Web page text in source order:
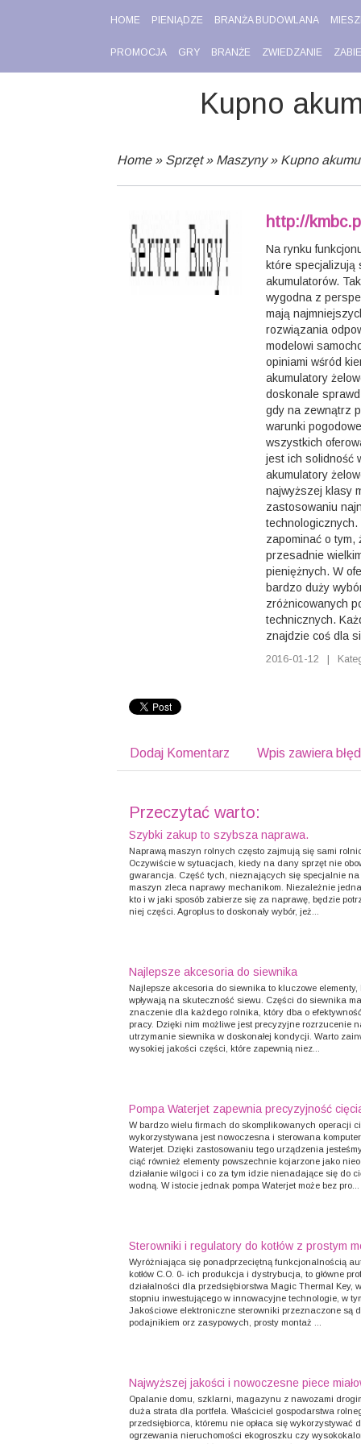
HOME PIENIĄDZE BRANŻA BUDOWLANA
PROMOCJA GRY BRANŻE ZWIEDZANIE
Kupno
Home» Sprzęt» Maszyny» Kupno
http://
Na rynku
które specjalizują
akumulatorów.
wygodna z
mają
rozwiązania
modelowi
opiniami wśród
akumulatory
doskonale
gdy na zewnątrz
warunki
wszystkich
jest ich solidność
akumulatory
najwyższej klasy
zastosowaniu
zapominać o tym,
przesadnie
pieniężnych. W
bardzo duży
zróżnicowanych
technicznych.
znajdzie coś dla
2016-01-12 |
Dodaj Komentarz Wpis zawiera
Przeczytać warto:
Szybki zakup to szybsza naprawa.
Naprawą maszyn rolnych często zajmują się sami
Oczywiście w sytuacjach, kiedy na dany sprzęt nie
gwarancja. Część tych, nieznających się specjalnie na
maszyn zleca naprawy mechanikom. Niezależnie
kto i w jaki sposób zabierze się za naprawę, będzie
niej części. Agroplus to doskonały wybór, jeż...
Najlepsze akcesoria do siewnika
Najlepsze akcesoria do siewnika to kluczowe elementy,
wpływają na skuteczność siewu. Części do siewnika
znaczenie dla każdego rolnika, który dba o
pracy. Dzięki nim możliwe jest precyzyjne rozrzucenie
utrzymanie siewnika w doskonałej kondycji. Warto
wysokiej jakości części, które zapewnią niez...
Pompa Waterjet zapewnia precyzyjność
W bardzo wielu firmach do skomplikowanych operacji
wykorzystywana jest nowoczesna i sterowana
Waterjet. Dzięki zastosowaniu tego urządzenia
ciąć również elementy powszechnie kojarzone jako
działanie wilgoci i co za tym idzie nienadające się do
wodną. W istocie jednak pompa Waterjet może bez pro...
Sterowniki i regulatory do kotłów z prostym
Wyróżniająca się ponadprzeciętną funkcjonalnością
kotłów C.O. 0- ich produkcja i dystrybucja, to główne
działalności dla przedsiębiorstwa Magic Thermal Key,
stopniu inwestującego w innowacyjne technologie, w
Jakościowe elektroniczne sterowniki przeznaczone są
podajnikiem orz zasypowych, prosty montaż ...
Najwyższej jakości i nowoczesne piece
Opalanie domu, szklarni, magazynu z nawozami
duża strata dla portfela. Właściciel gospodarstwa
przedsiębiorca, któremu nie opłaca się wykorzystywać
ogrzewania nieruchomości ekogroszku czy